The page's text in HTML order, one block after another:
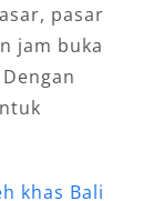
pasar
jam buka
Dengan
khas Bali